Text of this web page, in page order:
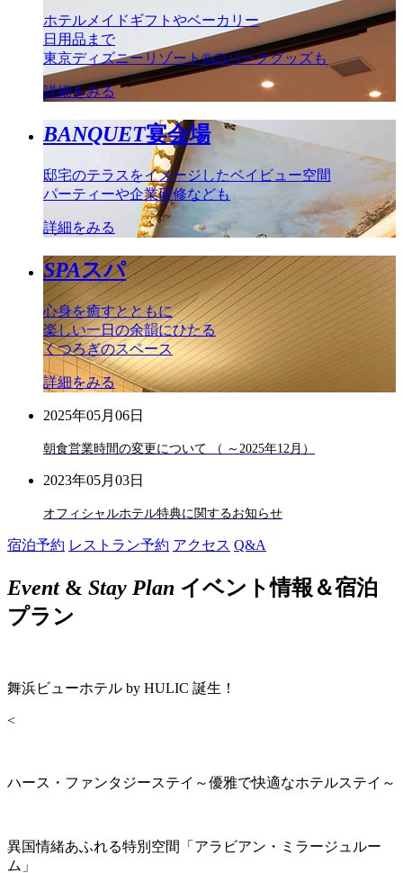
ホテルメイドギフトやベーカリー
日用品まで
東京ディズニーリゾート®のパークグッズも
詳細をみる
BANQUET宴会場
邸宅のテラスをイメージしたベイビュー空間
パーティーや企業研修なども
詳細をみる
SPAスパ
心身を癒すとともに
楽しい一日の余韻にひたる
くつろぎのスペース
詳細をみる
2025年05月06日
朝食営業時間の変更について （ ～2025年12月）
2023年05月03日
オフィシャルホテル特典に関するお知らせ
宿泊予約 レストラン予約 アクセス Q&A
Event& Stay Plan イベント情報＆宿泊
プラン
舞浜ビューホテル by HULIC 誕生！
<
ハース・ファンタジーステイ～優雅で快適なホテルステイ～
異国情緒あふれる特別空間「アラビアン・ミラージュルー
ム」